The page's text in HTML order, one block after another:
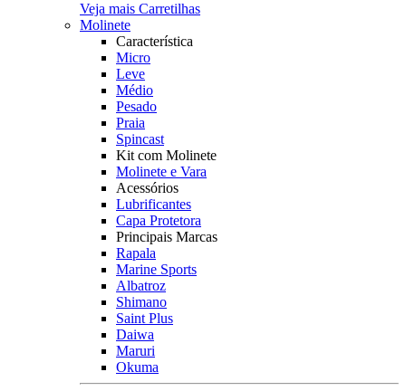
Veja mais Carretilhas
Molinete
Característica
Micro
Leve
Médio
Pesado
Praia
Spincast
Kit com Molinete
Molinete e Vara
Acessórios
Lubrificantes
Capa Protetora
Principais Marcas
Rapala
Marine Sports
Albatroz
Shimano
Saint Plus
Daiwa
Maruri
Okuma